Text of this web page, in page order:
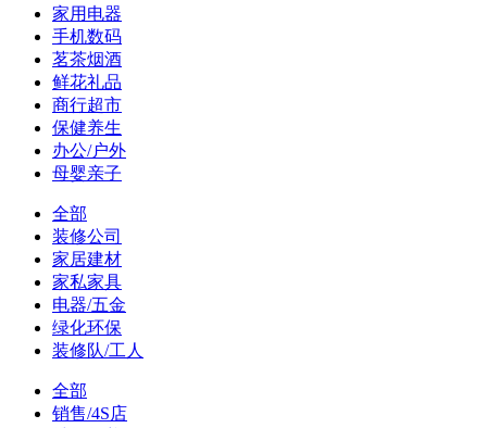
家用电器
手机数码
茗茶烟酒
鲜花礼品
商行超市
保健养生
办公/户外
母婴亲子
全部
装修公司
家居建材
家私家具
电器/五金
绿化环保
装修队/工人
全部
销售/4S店